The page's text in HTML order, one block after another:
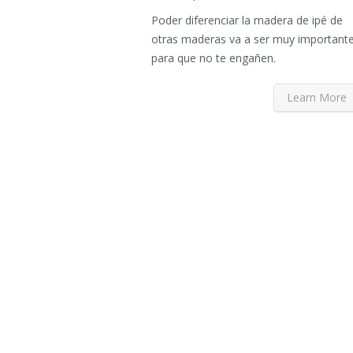
Poder diferenciar la madera de ipé de
otras maderas va a ser muy
para que no te engañen.
Learn More